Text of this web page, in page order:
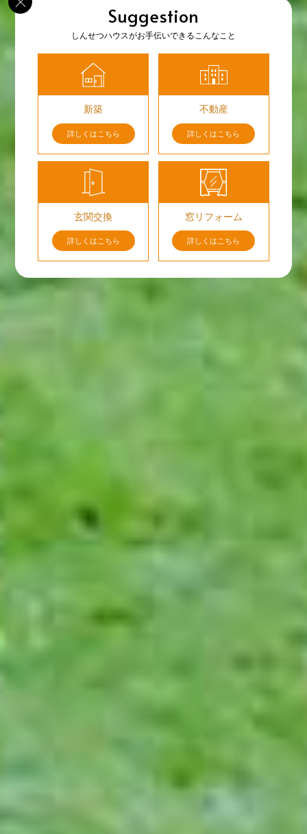
Suggestion
しんせつハウスがお手伝いできるこんなこと
新築
詳しくはこちら
不動産
詳しくはこちら
玄関交換
詳しくはこちら
窓リフォーム
詳しくはこちら